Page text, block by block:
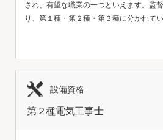
され、有望な職業の一つといえます。監
り、第１種・第２種・第３種に分かれてい
設備資格
第２種電気工事士